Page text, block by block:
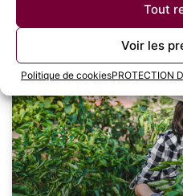
Tout
Voir les
Politique de cookiesPROTECTION